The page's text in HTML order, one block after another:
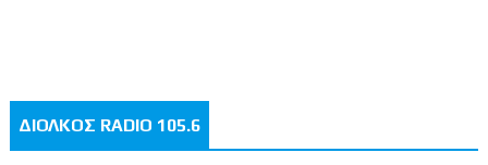
ΔΙΟΛΚΟΣ RADIO 105.6